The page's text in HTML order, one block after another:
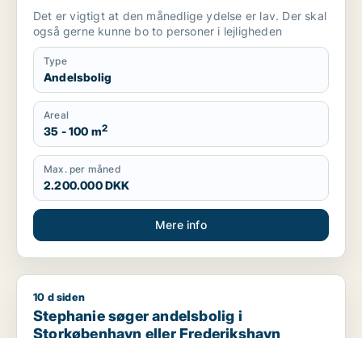
Det er vigtigt at den månedlige ydelse er lav. Der skal
også gerne kunne bo to personer i lejligheden
Type
Andelsbolig
Areal
35 - 100 m2
Max. per måned
2.200.000 DKK
Mere info
Stephanie søger andelsbolig i Storkøbenhavn eller
10 d siden
Stephanie søger andelsbolig i
Storkøbenhavn eller Frederikshavn